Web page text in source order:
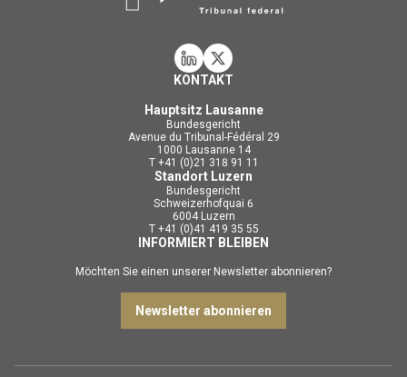
KONTAKT
Hauptsitz Lausanne
Bundesgericht
Avenue du Tribunal-Fédéral 29
1000 Lausanne 14
T +41 (0)21 318 91 11
Standort Luzern
Bundesgericht
Schweizerhofquai 6
6004 Luzern
T +41 (0)41 419 35 55
INFORMIERT BLEIBEN
Möchten Sie einen unserer Newsletter abonnieren?
Newsletter abonnieren